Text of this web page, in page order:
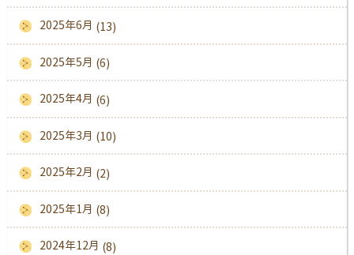
2025年6月 (13)
2025年5月 (6)
2025年4月 (6)
2025年3月 (10)
2025年2月 (2)
2025年1月 (8)
2024年12月 (8)